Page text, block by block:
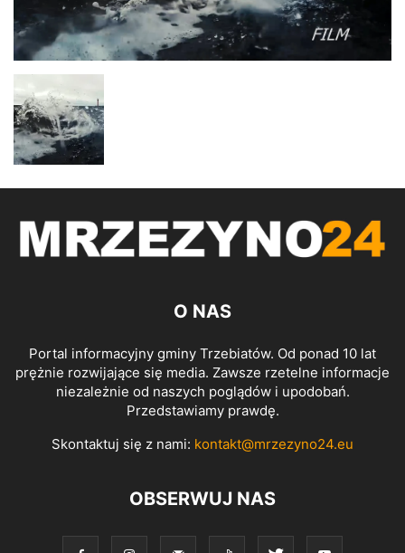
O NAS
Portal informacyjny gminy Trzebiatów. Od ponad 10 lat
prężnie rozwijające się media. Zawsze rzetelne informacje
niezależnie od naszych poglądów i upodobań.
Przedstawiamy prawdę.
Skontaktuj się z nami: kontakt@mrzezyno24.eu
OBSERWUJ NAS